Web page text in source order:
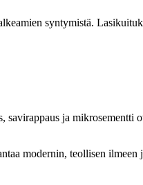
syntymistä.
ja mikrosementti
modernin, teollisen ilmeen